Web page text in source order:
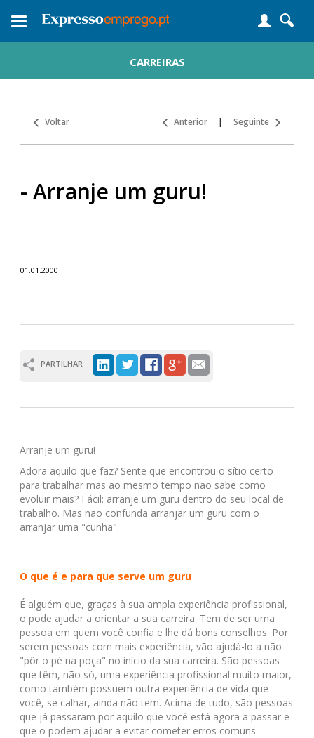
Toggle
CARREIRAS
Voltar Anterior | Seguinte
- Arranje um guru!
01.01.2000
PARTILHAR
Arranje um guru!
Adora aquilo que faz? Sente que encontrou o sítio certo
para trabalhar mas ao mesmo tempo não sabe como
evoluir mais? Fácil: arranje um guru dentro do seu local de
trabalho. Mas não confunda arranjar um guru com o
arranjar uma "cunha".
O que é e para que serve um guru
É alguém que, graças à sua ampla experiência profissional,
o pode ajudar a orientar a sua carreira. Tem de ser uma
pessoa em quem você confia e lhe dá bons conselhos. Por
serem pessoas com mais experiência, vão ajudá-lo a não
"pôr o pé na poça" no início da sua carreira. São pessoas
que têm, não só, uma experiência profissional muito maior,
como também possuem outra experiência de vida que
você, se calhar, ainda não tem. Acima de tudo, são pessoas
que já passaram por aquilo que você está agora a passar e
que o podem ajudar a evitar cometer erros comuns.